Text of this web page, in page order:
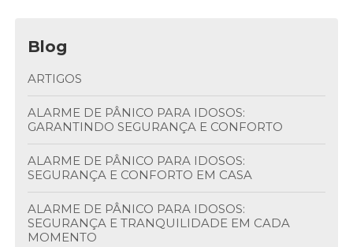
Blog
ARTIGOS
ALARME DE PÂNICO PARA IDOSOS:
GARANTINDO SEGURANÇA E CONFORTO
ALARME DE PÂNICO PARA IDOSOS:
SEGURANÇA E CONFORTO EM CASA
ALARME DE PÂNICO PARA IDOSOS:
SEGURANÇA E TRANQUILIDADE EM CADA
MOMENTO